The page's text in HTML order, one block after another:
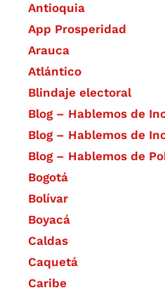
Antioquia
App Prosperidad
Arauca
Atlántico
Blindaje electoral
Blog – Hablemos de
Blog – Hablemos de
Blog – Hablemos de
Bogotá
Bolívar
Boyacá
Caldas
Caquetá
Caribe